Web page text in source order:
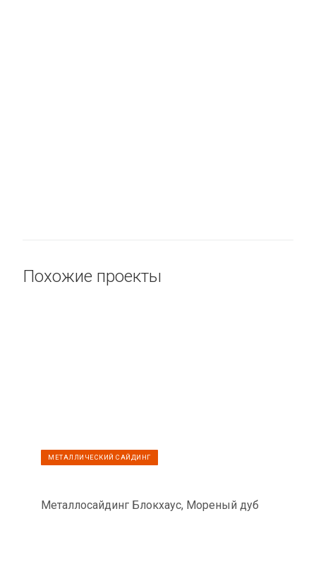
Похожие проекты
МЕТАЛЛИЧЕСКИЙ САЙДИНГ
Металлосайдинг Блокхаус, Мореный дуб